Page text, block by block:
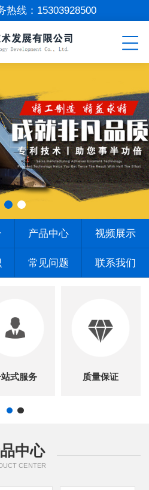
热线： 15303928500
产品中心 视频展示
常见问题 联系我们
式服务 质量保证
中心
CENTER